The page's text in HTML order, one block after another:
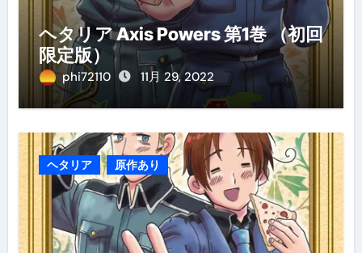
ヘタリア Axis Powers 第1巻 （初回
限定版）
phi72110 11月 29, 2022
ヘタリア 原作あり